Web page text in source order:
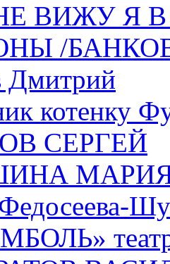
ВИЖУ Я
/
Дмитрий
котенку
СЕРГЕЙ